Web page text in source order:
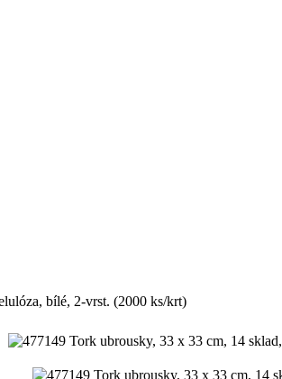
bílé, 2-vrst. (2000 ks/krt)